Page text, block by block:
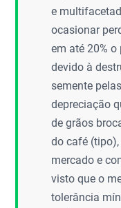
e
ocasionar
em até 20%
devido à
semente
depreciação
de grãos
do café
mercado e
visto que o
tolerância